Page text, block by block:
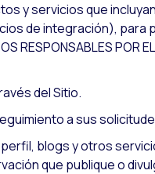
y servicios que
de integración), para
POR EL
del Sitio.
a sus
blogs y otros
que publique o